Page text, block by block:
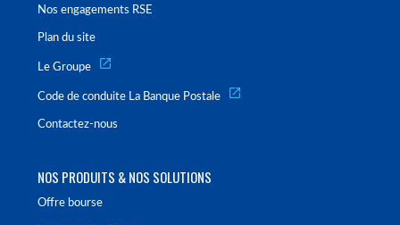
Nos engagements RSE
Plan du site
Le Groupe
Code de conduite La Banque Postale
Contactez-nous
NOS PRODUITS & NOS SOLUTIONS
Offre bourse